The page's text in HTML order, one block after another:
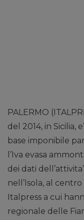
PALERMO
del 2014, in Sicilia,
base imponibile
l’Iva evasa
dei dati
nell’Isola, al
Italpress a cui
regionale delle